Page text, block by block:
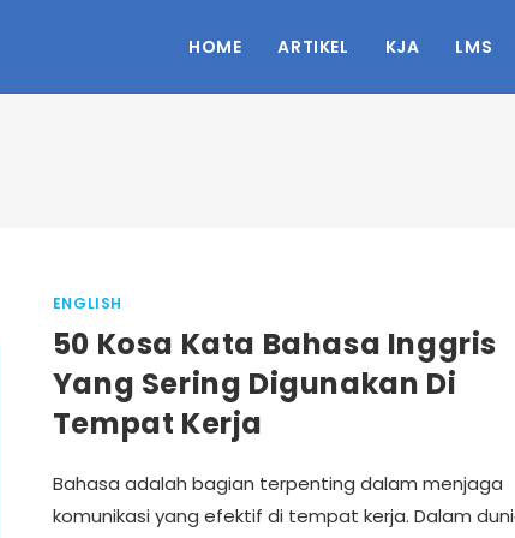
HOME ARTIKEL KJA LMS
ENGLISH
50 Kosa Kata Bahasa Inggris
Yang Sering Digunakan Di
Tempat Kerja
Bahasa adalah bagian terpenting dalam menjaga
komunikasi yang efektif di tempat kerja. Dalam